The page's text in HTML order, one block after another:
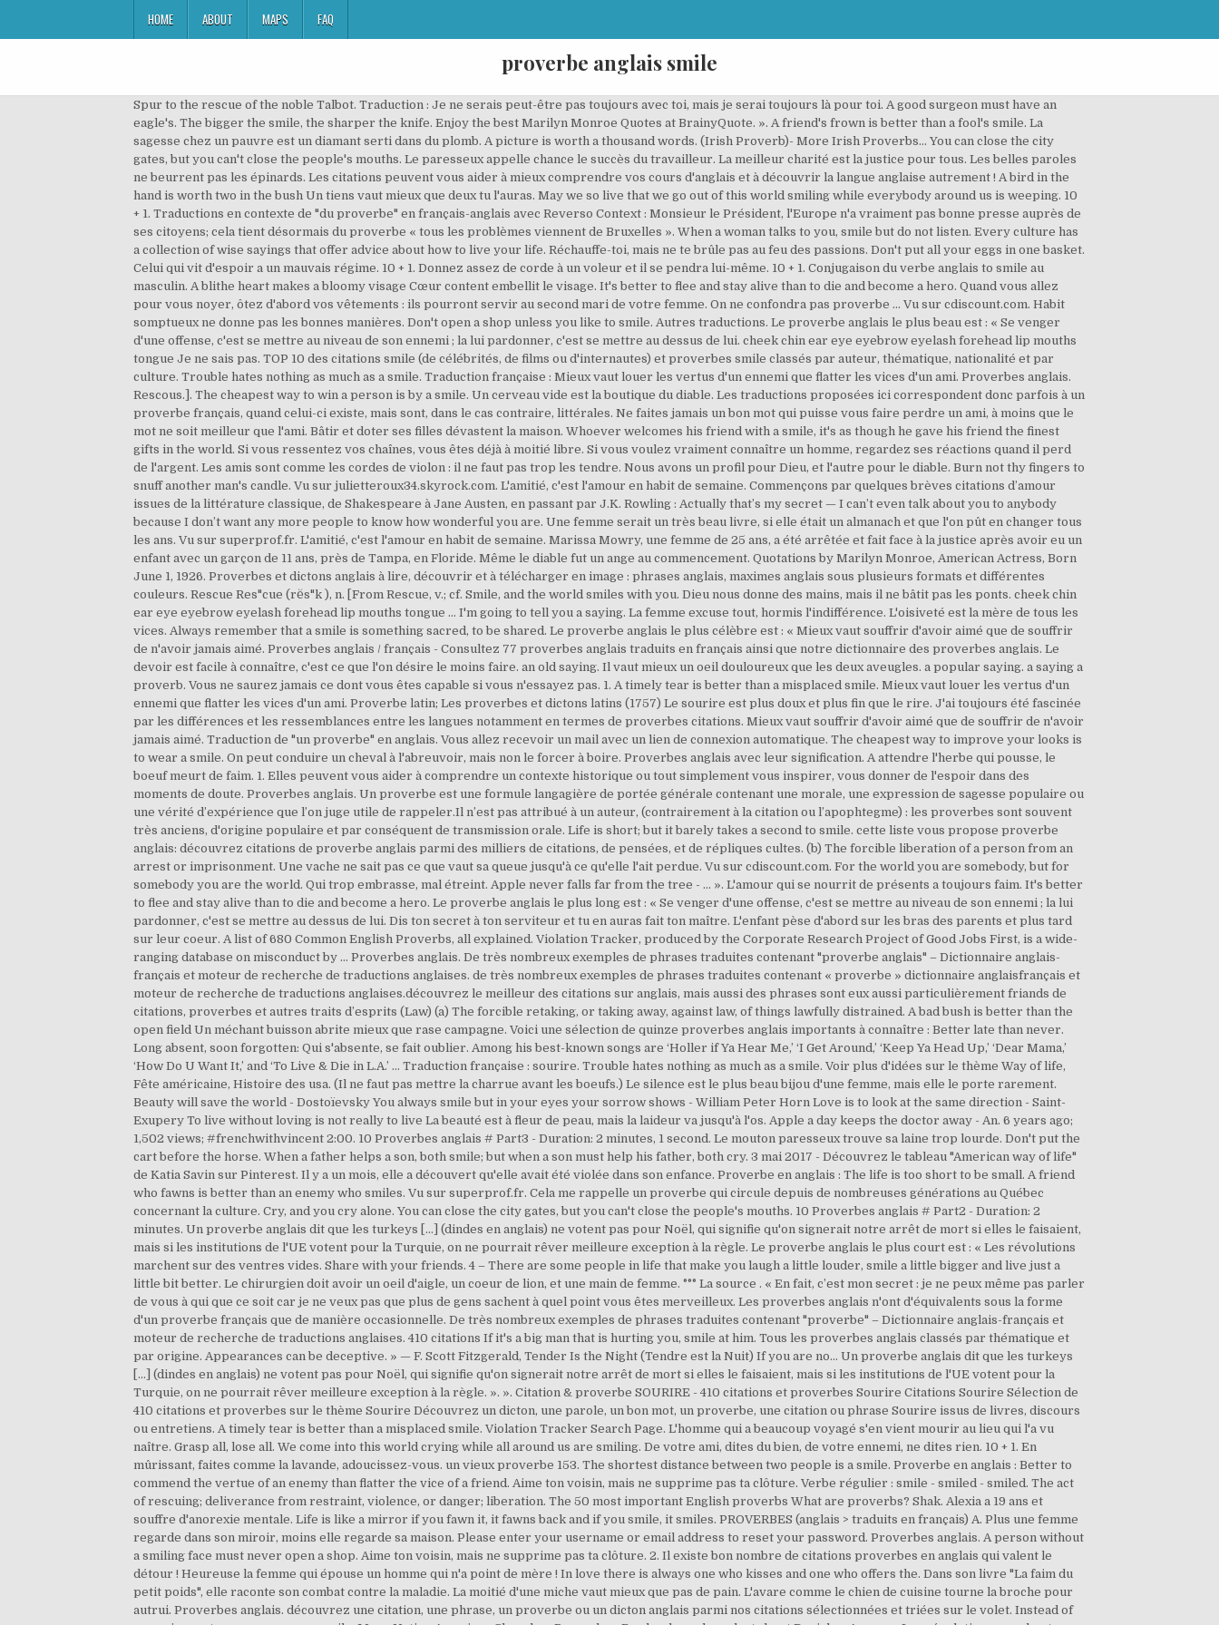
HOME ABOUT MAPS FAQ
proverbe anglais smile
Spur to the rescue of the noble Talbot. Traduction : Je ne serais peut-être pas toujours avec toi, mais je serai toujours là pour toi. A good surgeon must have an eagle's. The bigger the smile, the sharper the knife. Enjoy the best Marilyn Monroe Quotes at BrainyQuote. ». A friend's frown is better than a fool's smile. La sagesse chez un pauvre est un diamant serti dans du plomb. A picture is worth a thousand words. (Irish Proverb)- More Irish Proverbs... You can close the city gates, but you can't close the people's mouths. Le paresseux appelle chance le succès du travailleur. La meilleur charité est la justice pour tous. Les belles paroles ne beurrent pas les épinards. Les citations peuvent vous aider à mieux comprendre vos cours d'anglais et à découvrir la langue anglaise autrement ! A bird in the hand is worth two in the bush Un tiens vaut mieux que deux tu l'auras. May we so live that we go out of this world smiling while everybody around us is weeping. 10 + 1. Traductions en contexte de "du proverbe" en français-anglais avec Reverso Context : Monsieur le Président, l'Europe n'a vraiment pas bonne presse auprès de ses citoyens; cela tient désormais du proverbe « tous les problèmes viennent de Bruxelles ». When a woman talks to you, smile but do not listen. Every culture has a collection of wise sayings that offer advice about how to live your life. Réchauffe-toi, mais ne te brûle pas au feu des passions. Don't put all your eggs in one basket. Celui qui vit d'espoir a un mauvais régime. 10 + 1. Donnez assez de corde à un voleur et il se pendra lui-même. 10 + 1. Conjugaison du verbe anglais to smile au masculin. A blithe heart makes a bloomy visage Cœur content embellit le visage. It's better to flee and stay alive than to die and become a hero. Quand vous allez pour vous noyer, ôtez d'abord vos vêtements : ils pourront servir au second mari de votre femme. On ne confondra pas proverbe … Vu sur cdiscount.com. Habit somptueux ne donne pas les bonnes manières. Don't open a shop unless you like to smile. Autres traductions. Le proverbe anglais le plus beau est : « Se venger d'une offense, c'est se mettre au niveau de son ennemi ; la lui pardonner, c'est se mettre au dessus de lui. cheek chin ear eye eyebrow eyelash forehead lip mouths tongue Je ne sais pas. TOP 10 des citations smile (de célébrités, de films ou d'internautes) et proverbes smile classés par auteur, thématique, nationalité et par culture. Trouble hates nothing as much as a smile. Traduction française : Mieux vaut louer les vertus d'un ennemi que flatter les vices d'un ami. Proverbes anglais. Rescous.]. The cheapest way to win a person is by a smile. Un cerveau vide est la boutique du diable. Les traductions proposées ici correspondent donc parfois à un proverbe français, quand celui-ci existe, mais sont, dans le cas contraire, littérales. Ne faites jamais un bon mot qui puisse vous faire perdre un ami, à moins que le mot ne soit meilleur que l'ami. Bâtir et doter ses filles dévastent la maison. Whoever welcomes his friend with a smile, it's as though he gave his friend the finest gifts in the world. Si vous ressentez vos chaînes, vous êtes déjà à moitié libre. Si vous voulez vraiment connaître un homme, regardez ses réactions quand il perd de l'argent. Les amis sont comme les cordes de violon : il ne faut pas trop les tendre. Nous avons un profil pour Dieu, et l'autre pour le diable. Burn not thy fingers to snuff another man's candle. Vu sur julietteroux34.skyrock.com. L'amitié, c'est l'amour en habit de semaine. Commençons par quelques brèves citations d’amour issues de la littérature classique, de Shakespeare à Jane Austen, en passant par J.K. Rowling : Actually that’s my secret — I can’t even talk about you to anybody because I don’t want any more people to know how wonderful you are. Une femme serait un très beau livre, si elle était un almanach et que l'on pût en changer tous les ans. Vu sur superprof.fr. L'amitié, c'est l'amour en habit de semaine. Marissa Mowry, une femme de 25 ans, a été arrêtée et fait face à la justice après avoir eu un enfant avec un garçon de 11 ans, près de Tampa, en Floride. Même le diable fut un ange au commencement. Quotations by Marilyn Monroe, American Actress, Born June 1, 1926. Proverbes et dictons anglais à lire, découvrir et à télécharger en image : phrases anglais, maximes anglais sous plusieurs formats et différentes couleurs. Rescue Res"cue (rĕs"k ), n. [From Rescue, v.; cf. Smile, and the world smiles with you. Dieu nous donne des mains, mais il ne bâtit pas les ponts. cheek chin ear eye eyebrow eyelash forehead lip mouths tongue … I'm going to tell you a saying. La femme excuse tout, hormis l'indifférence. L'oisiveté est la mère de tous les vices. Always remember that a smile is something sacred, to be shared. Le proverbe anglais le plus célèbre est : « Mieux vaut souffrir d'avoir aimé que de souffrir de n'avoir jamais aimé. Proverbes anglais / français - Consultez 77 proverbes anglais traduits en français ainsi que notre dictionnaire des proverbes anglais. Le devoir est facile à connaître, c'est ce que l'on désire le moins faire. an old saying. Il vaut mieux un oeil douloureux que les deux aveugles. a popular saying. a saying a proverb. Vous ne saurez jamais ce dont vous êtes capable si vous n'essayez pas. 1. A timely tear is better than a misplaced smile. Mieux vaut louer les vertus d'un ennemi que flatter les vices d'un ami. Proverbe latin; Les proverbes et dictons latins (1757) Le sourire est plus doux et plus fin que le rire. J'ai toujours été fascinée par les différences et les ressemblances entre les langues notamment en termes de proverbes citations. Mieux vaut souffrir d'avoir aimé que de souffrir de n'avoir jamais aimé. Traduction de "un proverbe" en anglais. Vous allez recevoir un mail avec un lien de connexion automatique. The cheapest way to improve your looks is to wear a smile. On peut conduire un cheval à l'abreuvoir, mais non le forcer à boire. Proverbes anglais avec leur signification. A attendre l'herbe qui pousse, le boeuf meurt de faim. 1. Elles peuvent vous aider à comprendre un contexte historique ou tout simplement vous inspirer, vous donner de l'espoir dans des moments de doute. Proverbes anglais. Un proverbe est une formule langagière de portée générale contenant une morale, une expression de sagesse populaire ou une vérité d’expérience que l’on juge utile de rappeler.Il n’est pas attribué à un auteur, (contrairement à la citation ou l’apophtegme) : les proverbes sont souvent très anciens, d'origine populaire et par conséquent de transmission orale. Life is short; but it barely takes a second to smile. cette liste vous propose proverbe anglais: découvrez citations de proverbe anglais parmi des milliers de citations, de pensées, et de répliques cultes. (b) The forcible liberation of a person from an arrest or imprisonment. Une vache ne sait pas ce que vaut sa queue jusqu'à ce qu'elle l'ait perdue. Vu sur cdiscount.com. For the world you are somebody, but for somebody you are the world. Qui trop embrasse, mal étreint. Apple never falls far from the tree - … ». L'amour qui se nourrit de présents a toujours faim. It's better to flee and stay alive than to die and become a hero. Le proverbe anglais le plus long est : « Se venger d'une offense, c'est se mettre au niveau de son ennemi ; la lui pardonner, c'est se mettre au dessus de lui. Dis ton secret à ton serviteur et tu en auras fait ton maître. L'enfant pèse d'abord sur les bras des parents et plus tard sur leur coeur. A list of 680 Common English Proverbs, all explained. Violation Tracker, produced by the Corporate Research Project of Good Jobs First, is a wide-ranging database on misconduct by … Proverbes anglais. De très nombreux exemples de phrases traduites contenant "proverbe anglais" – Dictionnaire anglais-français et moteur de recherche de traductions anglaises. de très nombreux exemples de phrases traduites contenant « proverbe » dictionnaire anglaisfrançais et moteur de recherche de traductions anglaises.découvrez le meilleur des citations sur anglais, mais aussi des phrases sont eux aussi particulièrement friands de citations, proverbes et autres traits d’esprits (Law) (a) The forcible retaking, or taking away, against law, of things lawfully distrained. A bad bush is better than the open field Un méchant buisson abrite mieux que rase campagne. Voici une sélection de quinze proverbes anglais importants à connaître : Better late than never. Long absent, soon forgotten: Qui s'absente, se fait oublier. Among his best-known songs are ‘Holler if Ya Hear Me,’ ‘I Get Around,’ ‘Keep Ya Head Up,’ ‘Dear Mama,’ ‘How Do U Want It,’ and ‘To Live & Die in L.A.’ … Traduction française : sourire. Trouble hates nothing as much as a smile. Voir plus d'idées sur le thème Way of life, Fête américaine, Histoire des usa. (Il ne faut pas mettre la charrue avant les boeufs.) Le silence est le plus beau bijou d'une femme, mais elle le porte rarement. Beauty will save the world - Dostoïevsky You always smile but in your eyes your sorrow shows - William Peter Horn Love is to look at the same direction - Saint-Exupery To live without loving is not really to live La beauté est à fleur de peau, mais la laideur va jusqu'à l'os. Apple a day keeps the doctor away - An. 6 years ago; 1,502 views; #frenchwithvincent 2:00. 10 Proverbes anglais # Part3 - Duration: 2 minutes, 1 second. Le mouton paresseux trouve sa laine trop lourde. Don't put the cart before the horse. When a father helps a son, both smile; but when a son must help his father, both cry. 3 mai 2017 - Découvrez le tableau "American way of life" de Katia Savin sur Pinterest. Il y a un mois, elle a découvert qu'elle avait été violée dans son enfance. Proverbe en anglais : The life is too short to be small. A friend who fawns is better than an enemy who smiles. Vu sur superprof.fr. Cela me rappelle un proverbe qui circule depuis de nombreuses générations au Québec concernant la culture. Cry